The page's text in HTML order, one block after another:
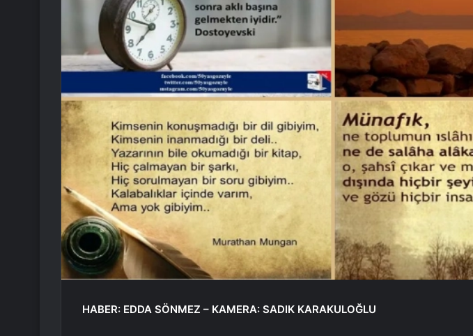
HABER: EDDA SÖNMEZ – KAMERA: SADIK KARAKULOĞLU